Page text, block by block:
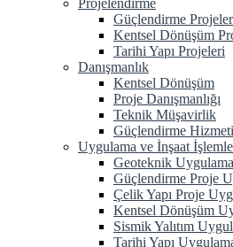
Projelendirme
Güçlendirme
Kentsel Dönüşüm
Tarihi Yapı Projeleri
Danışmanlık
Kentsel Dönüşüm
Proje Danışmanlığı
Teknik Müşavirlik
Güçlendirme Hizmeti
Uygulama ve İnşaat
Geoteknik
Güçlendirme Proje
Çelik Yapı Proje
Kentsel Dönüşüm
Sismik Yalıtım
Tarihi Yapı